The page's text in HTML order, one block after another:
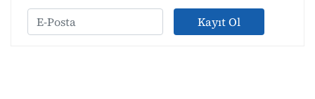
Kayıt Ol